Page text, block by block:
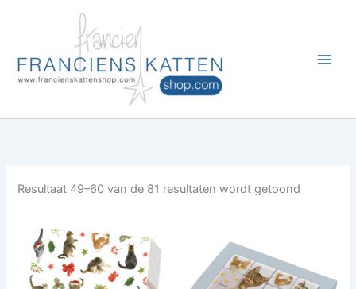
inhoud
Resultaat 49–60 van de 81 resultaten wordt getoond